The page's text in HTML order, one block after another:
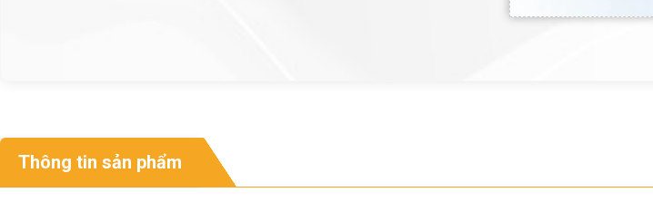
Thông tin sản phẩm